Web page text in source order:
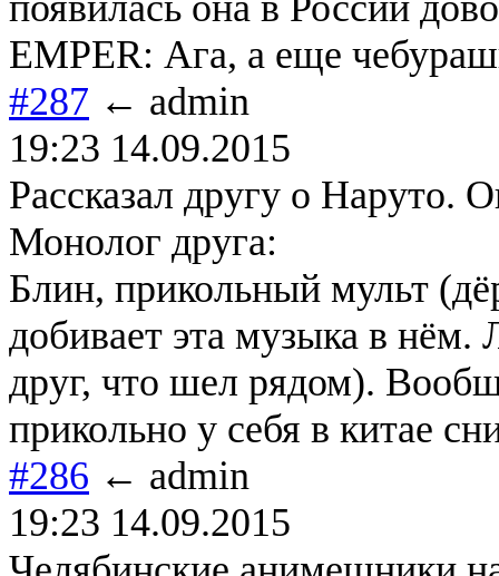
EMPER: Ага, а еще
#287 ← admin
19:23 14.09.2015
Рассказал другу о Наруто.
Монолог друга:
Блин, прикольный мульт
добивает эта музыка в
друг, что шел рядом).
прикольно у себя в китае
#286 ← admin
19:23 14.09.2015